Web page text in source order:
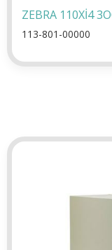
ZEBRA 110Xİ4
113-801-00000